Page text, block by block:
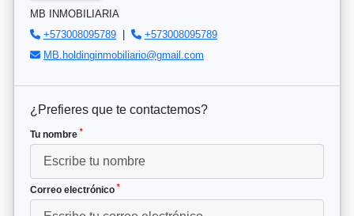
MB INMOBILIARIA
+573008095789 |
+573008095789
MB.holdinginmobiliario@gmail.com
¿Prefieres que te contactemos?
Tu nombre *
Correo electrónico *